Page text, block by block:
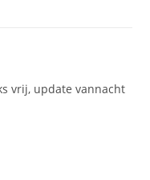
vrij, update vannacht